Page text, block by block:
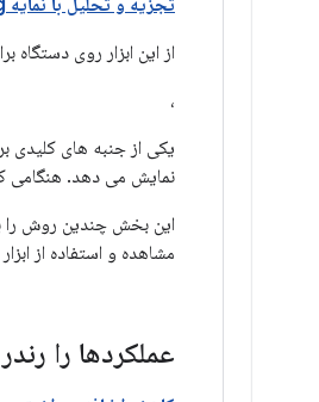
تجزیه و تحلیل با نمایه GPU Rendering
از این ابزار روی دستگاه
،
یکی از جنبه های کلیدی
نمایش می دهد. هنگامی
این بخش چندین روش را
مشاهده و استفاده از ابزار Profile GPU. برای آشنایی با رندر در Jetpack Compose به
عملکردها را